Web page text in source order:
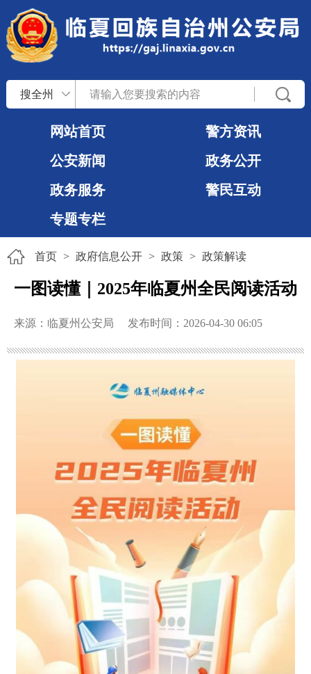
搜全州
网站首页
警方资讯
公安新闻
政务公开
政务服务
警民互动
专题专栏
首页 > 政府信息公开 > 政策 > 政策解读
一图读懂｜2025年临夏州全民阅读活动
来源：临夏州公安局 发布时间：2026-04-30 06:05